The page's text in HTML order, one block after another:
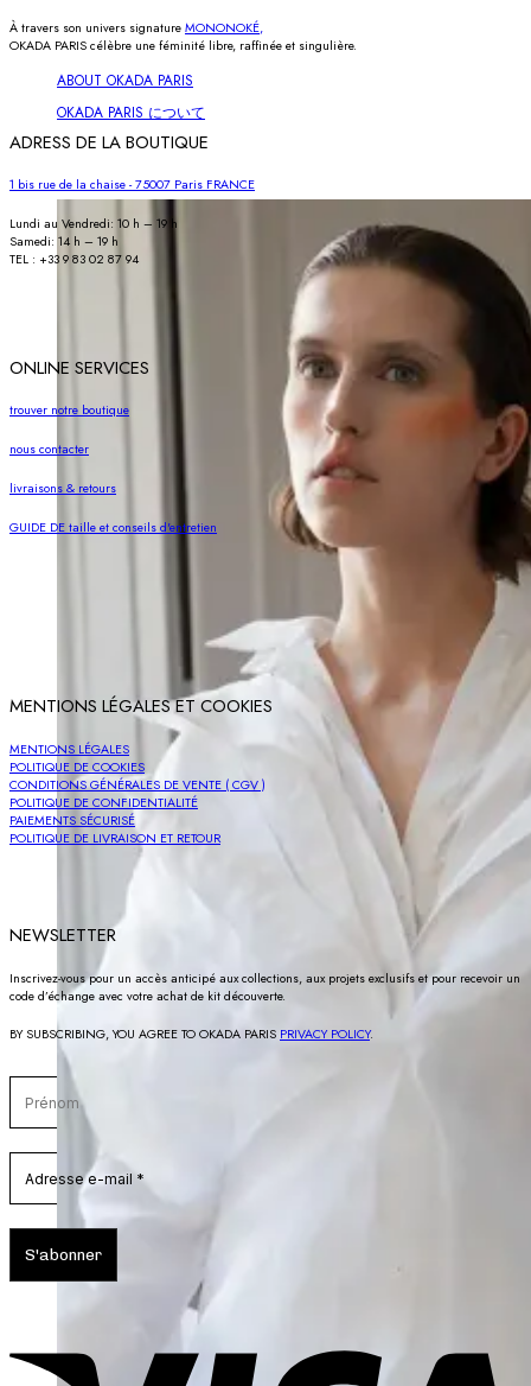
ABOUT OKADA PARIS
OKADA PARIS について
À travers son univers signature MONONOKÉ,
OKADA PARIS célèbre une féminité libre, raffinée et singulière.
ADRESS DE LA BOUTIQUE
1 bis rue de la chaise - 75007 Paris FRANCE
Lundi au Vendredi: 10 h – 19 h
Samedi: 14 h – 19 h
TEL : +33 9 83 02 87 94
ONLINE SERVICES
trouver notre boutique
nous contacter
livraisons & retours
GUIDE DE taille et conseils d'entretien
MENTIONS LÉGALES ET COOKIES
MENTIONS LÉGALES
POLITIQUE DE COOKIES
CONDITIONS GÉNÉRALES DE VENTE ( CGV )
POLITIQUE DE CONFIDENTIALITÉ
PAIEMENTS SÉCURISÉ
POLITIQUE DE LIVRAISON ET RETOUR
NEWSLETTER
Inscrivez-vous pour un accès anticipé aux collections, aux projets exclusifs et pour recevoir un
code d’échange avec votre achat de kit découverte.
BY SUBSCRIBING, YOU AGREE TO OKADA PARIS PRIVACY POLICY.